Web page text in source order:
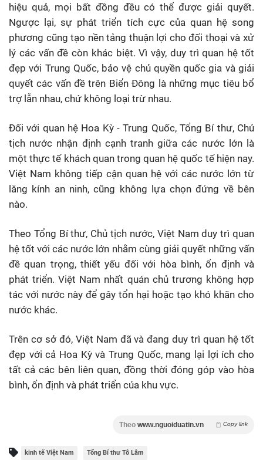
hiệu quả, mọi bất đồng đều có thể được giải quyết.
Ngược lại, sự phát triển tích cực của quan hệ song
phương cũng tạo nền tảng thuận lợi cho đối thoại và xử
lý các vấn đề còn khác biệt. Vì vậy, duy trì quan hệ tốt
đẹp với Trung Quốc, bảo vệ chủ quyền quốc gia và giải
quyết các vấn đề trên Biển Đông là những mục tiêu bổ
trợ lẫn nhau, chứ không loại trừ nhau.
Đối với quan hệ Hoa Kỳ - Trung Quốc, Tổng Bí thư, Chủ
tịch nước nhận định cạnh tranh giữa các nước lớn là
một thực tế khách quan trong quan hệ quốc tế hiện nay.
Việt Nam không tiếp cận quan hệ với các nước lớn từ
lăng kính an ninh, cũng không lựa chọn đứng về bên
nào.
Theo Tổng Bí thư, Chủ tịch nước, Việt Nam duy trì quan
hệ tốt với các nước lớn nhằm cùng giải quyết những vấn
đề quan trọng, thiết yếu đối với hòa bình, ổn định và
phát triển. Việt Nam nhất quán chủ trương không hợp
tác với nước này để gây tổn hại hoặc tạo khó khăn cho
nước khác.
Trên cơ sở đó, Việt Nam đã và đang duy trì quan hệ tốt
đẹp với cả Hoa Kỳ và Trung Quốc, mang lại lợi ích cho
tất cả các bên liên quan, đồng thời đóng góp vào hòa
bình, ổn định và phát triển của khu vực.
Theo www.nguoiduatin.vn Copy link
kinh tế Việt Nam Tổng Bí thư Tô Lâm